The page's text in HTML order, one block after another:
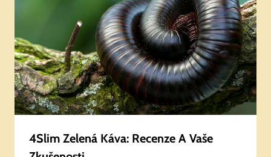
4Slim Zelená Káva: Recenze A Vaše